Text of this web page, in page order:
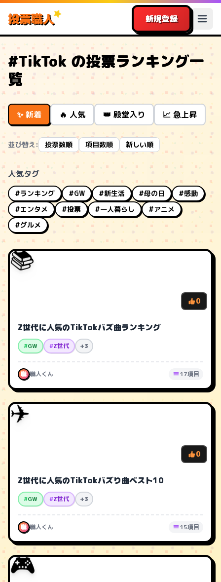
投票職人 新規登録
#TikTok の投票ランキング一
覧
✨ 新着 🔥 人気 👑 殿堂入り 📈 急上昇
並び替え: 投票数順 項目数順 新しい順
人気タグ
#ランキング #GW #新生活 #母の日
#感動
#エンタメ
#投票 #一人暮らし
#アニメ
#グルメ
📚
0
Z世代に人気のTikTokバズ曲ランキング
#GW #Z世代 +3
職 職人くん 17項目
✈️
0
Z世代に人気のTikTokバズり曲ベスト10
#GW #Z世代 +3
職 職人くん 15項目
🎮